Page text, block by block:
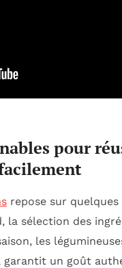
pour
repose sur
la sélection des
les
garantit un goût